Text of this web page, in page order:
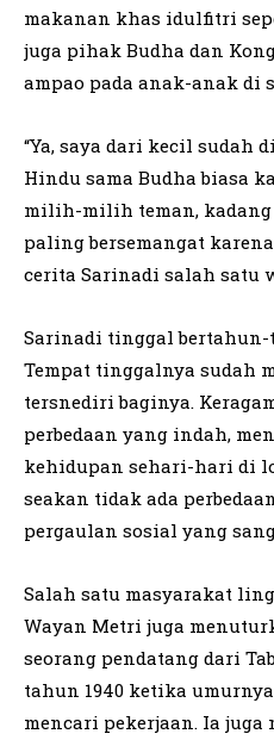
makanan khas idulfitri
juga pihak Budha dan
ampao pada anak-anak di
“Ya, saya dari kecil sudah
Hindu sama Budha biasa
milih-milih teman,
paling bersemangat
cerita Sarinadi salah satu
Sarinadi tinggal
Tempat tinggalnya sudah
tersnediri baginya.
perbedaan yang indah,
kehidupan sehari-hari di
seakan tidak ada
pergaulan sosial yang
Salah satu masyarakat
Wayan Metri juga
seorang pendatang dari
tahun 1940 ketika
mencari pekerjaan. Ia juga